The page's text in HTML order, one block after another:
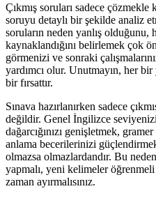
Çıkmış soruları sadece
soruyu detaylı bir şekilde analiz
soruların neden yanlış
kaynaklandığını belirlemek çok
görmenizi ve sonraki
yardımcı olur. Unutmayın, her
bir fırsattır.
Sınava hazırlanırken sadece
değildir. Genel İngilizce
dağarcığınızı genişletmek,
anlama becerilerinizi
olmazsa olmazlardandır. Bu
yapmalı, yeni kelimeler
zaman ayırmalısınız.